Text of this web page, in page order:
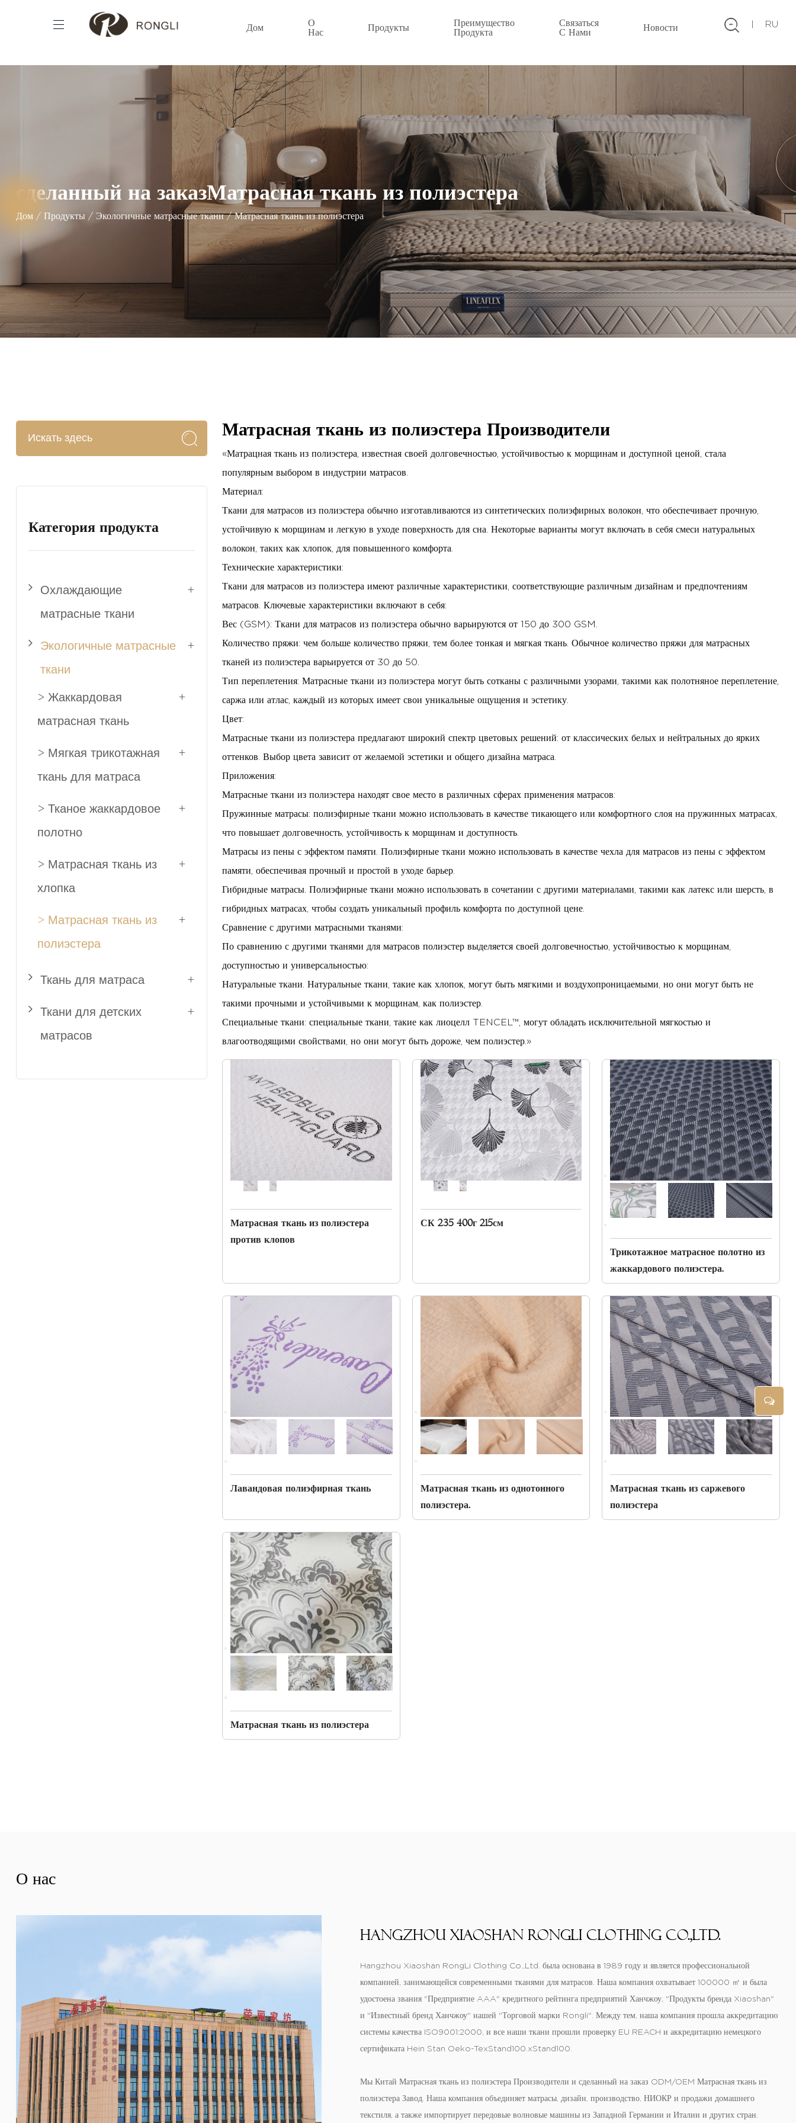
Дом
О
Нас
Продукты
Преимущество
Продукта
Связаться
С Нами
Новости RU
сделанный на заказМатрасная ткань из полиэстера
Дом / Продукты / Экологичные матрасные ткани/Матрасная ткань из полиэстера
Категория продукта
Охлаждающие
матрасные ткани
+
Экологичные матрасные
ткани
+
> Жаккардовая
матрасная ткань
+
> Мягкая трикотажная
ткань для матраса
+
> Тканое жаккардовое
полотно
+
> Матрасная ткань из
хлопка
+
> Матрасная ткань из
полиэстера
+
Ткань для матраса +
Ткани для детских
матрасов
+
Матрасная ткань из полиэстера Производители
«Матрацная ткань из полиэстера, известная своей долговечностью, устойчивостью к морщинам и доступной ценой, стала
популярным выбором в индустрии матрасов.
Материал:
Ткани для матрасов из полиэстера обычно изготавливаются из синтетических полиэфирных волокон, что обеспечивает прочную,
устойчивую к морщинам и легкую в уходе поверхность для сна. Некоторые варианты могут включать в себя смеси натуральных
волокон, таких как хлопок, для повышенного комфорта.
Технические характеристики:
Ткани для матрасов из полиэстера имеют различные характеристики, соответствующие различным дизайнам и предпочтениям
матрасов. Ключевые характеристики включают в себя:
Вес (GSM): Ткани для матрасов из полиэстера обычно варьируются от 150 до 300 GSM.
Количество пряжи: чем больше количество пряжи, тем более тонкая и мягкая ткань. Обычное количество пряжи для матрасных
тканей из полиэстера варьируется от 30 до 50.
Тип переплетения: Матрасные ткани из полиэстера могут быть сотканы с различными узорами, такими как полотняное переплетение,
саржа или атлас, каждый из которых имеет свои уникальные ощущения и эстетику.
Цвет:
Матрасные ткани из полиэстера предлагают широкий спектр цветовых решений: от классических белых и нейтральных до ярких
оттенков. Выбор цвета зависит от желаемой эстетики и общего дизайна матраса.
Приложения:
Матрасные ткани из полиэстера находят свое место в различных сферах применения матрасов:
Пружинные матрасы: полиэфирные ткани можно использовать в качестве тикающего или комфортного слоя на пружинных матрасах,
что повышает долговечность, устойчивость к морщинам и доступность.
Матрасы из пены с эффектом памяти. Полиэфирные ткани можно использовать в качестве чехла для матрасов из пены с эффектом
памяти, обеспечивая прочный и простой в уходе барьер.
Гибридные матрасы. Полиэфирные ткани можно использовать в сочетании с другими материалами, такими как латекс или шерсть, в
гибридных матрасах, чтобы создать уникальный профиль комфорта по доступной цене.
Сравнение с другими матрасными тканями:
По сравнению с другими тканями для матрасов полиэстер выделяется своей долговечностью, устойчивостью к морщинам,
доступностью и универсальностью:
Натуральные ткани. Натуральные ткани, такие как хлопок, могут быть мягкими и воздухопроницаемыми, но они могут быть не
такими прочными и устойчивыми к морщинам, как полиэстер.
Специальные ткани: специальные ткани, такие как лиоцелл TENCEL™, могут обладать исключительной мягкостью и
влагоотводящими свойствами, но они могут быть дороже, чем полиэстер.»
Матрасная ткань из полиэстера
против клопов
СК 235 400г 215см
Трикотажное матрасное полотно из
жаккардового полиэстера.
Лавандовая полиэфирная ткань
Матрасная ткань из однотонного
полиэстера.
Матрасная ткань из саржевого
полиэстера
Матрасная ткань из полиэстера
О нас
Hangzhou Xiaoshan RongLi Clothing Co.,Ltd.
Hangzhou Xiaoshan RongLi Clothing Co.,Ltd. была основана в 1989 году и является профессиональной
компанией, занимающейся современными тканями для матрасов. Наша компания охватывает 100000 ㎡ и была
удостоена звания "Предприятие AAA" кредитного рейтинга предприятий Ханчжоу, "Продукты бренда Xiaoshan"
и "Известный бренд Ханчжоу" нашей "Торговой марки Rongli". Между тем, наша компания прошла аккредитацию
системы качества ISO9001:2000, и все наши ткани прошли проверку EU REACH и аккредитацию немецкого
сертификата Hein Stan Oeko-TexStand100.xStand100.
Мы Китай Матрасная ткань из полиэстера Производители и сделанный на заказ ODM/OEM Матрасная ткань из
полиэстера Завод. Наша компания объединяет матрасы, дизайн, производство, НИОКР и продажи домашнего
текстиля, а также импортирует передовые волновые машины из Западной Германии и Италии и других стран.